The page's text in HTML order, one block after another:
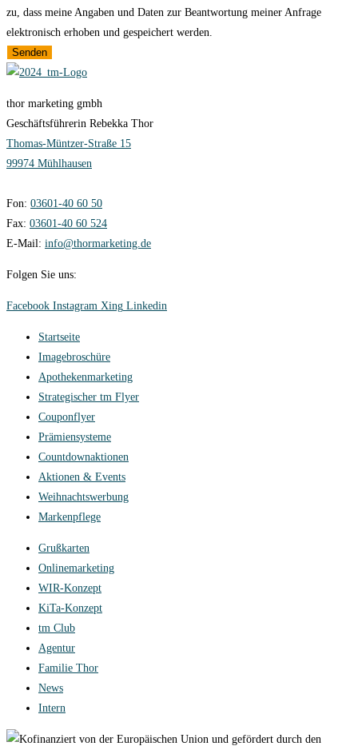
zu, dass meine Angaben und Daten zur Beantwortung meiner Anfrage
elektronisch erhoben und gespeichert werden.
Senden
thor marketing gmbh
Geschäftsführerin Rebekka Thor
Thomas-Müntzer-Straße 15
99974 Mühlhausen
Fon: 03601-40 60 50
Fax: 03601-40 60 524
E-Mail: info@thormarketing.de
Folgen Sie uns:
Facebook Instagram Xing Linkedin
Startseite
Imagebroschüre
Apothekenmarketing
Strategischer tm Flyer
Couponflyer
Prämiensysteme
Countdownaktionen
Aktionen & Events
Weihnachtswerbung
Markenpflege
Grußkarten
Onlinemarketing
WIR-Konzept
KiTa-Konzept
tm Club
Agentur
Familie Thor
News
Intern